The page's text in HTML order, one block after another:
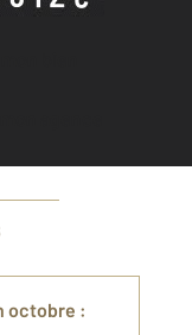
bien
agence
octobre :